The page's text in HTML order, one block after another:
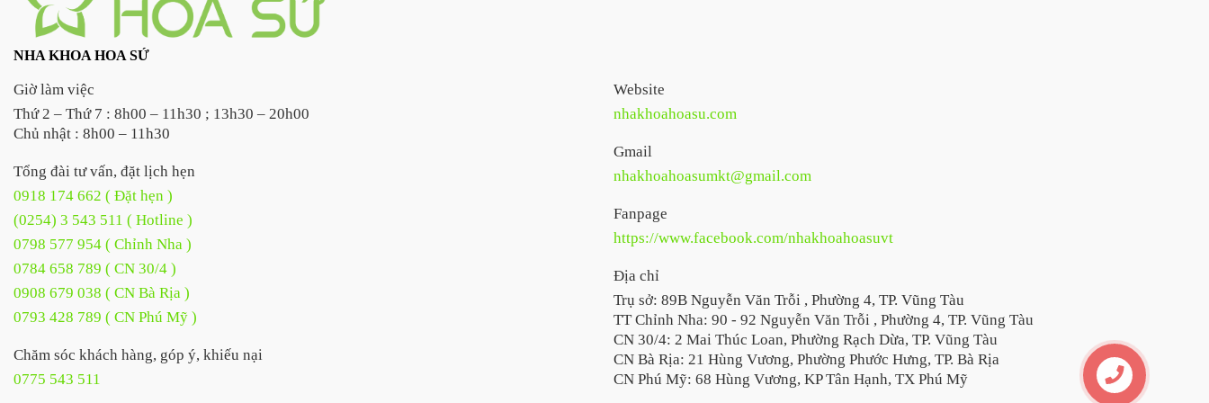
NHA KHOA HOA SỨ
Giờ làm việc
Thứ 2 – Thứ 7 : 8h00 – 11h30 ; 13h30 – 20h00
Chủ nhật : 8h00 – 11h30
Tổng đài tư vấn, đặt lịch hẹn
0918 174 662 ( Đặt hẹn )
(0254) 3 543 511 ( Hotline )
0798 577 954 ( Chỉnh Nha )
0784 658 789 ( CN 30/4 )
0908 679 038 ( CN Bà Rịa )
0793 428 789 ( CN Phú Mỹ )
Chăm sóc khách hàng, góp ý, khiếu nại
0775 543 511
Website
nhakhoahoasu.com
Gmail
nhakhoahoasumkt@gmail.com
Fanpage
https://www.facebook.com/nhakhoahoasuvt
Địa chỉ
Trụ sở: 89B Nguyễn Văn Trỗi , Phường 4, TP. Vũng Tàu
TT Chỉnh Nha: 90 - 92 Nguyễn Văn Trỗi , Phường 4, TP. Vũng Tàu
CN 30/4: 2 Mai Thúc Loan, Phường Rạch Dừa, TP. Vũng Tàu
CN Bà Rịa: 21 Hùng Vương, Phường Phước Hưng, TP. Bà Rịa
CN Phú Mỹ: 68 Hùng Vương, KP Tân Hạnh, TX Phú Mỹ